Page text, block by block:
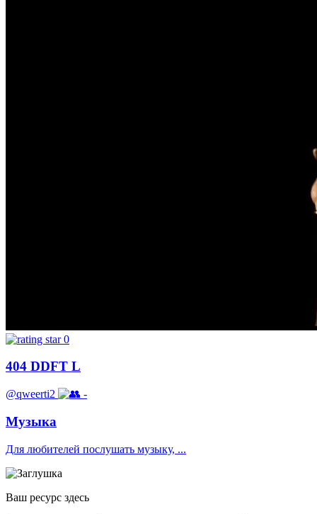
0
404 DDFT L
@qweerti2 -
Музыка
Для любителей послушать музыку, ...
Ваш ресурс здесь